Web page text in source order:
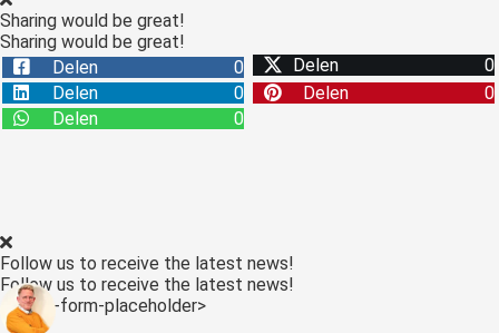
Sharing would be great!
Sharing would be great!
Delen
0 Delen
0
Delen
0 Delen
0
Delen
0
Follow us to receive the latest news!
Follow us to receive the latest news!
<:optin-form-placeholder>